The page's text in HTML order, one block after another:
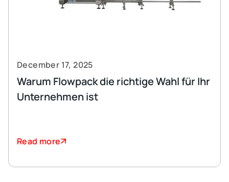
December 17, 2025
Warum Flowpack die richtige Wahl für Ihr
Unternehmen ist
Read more